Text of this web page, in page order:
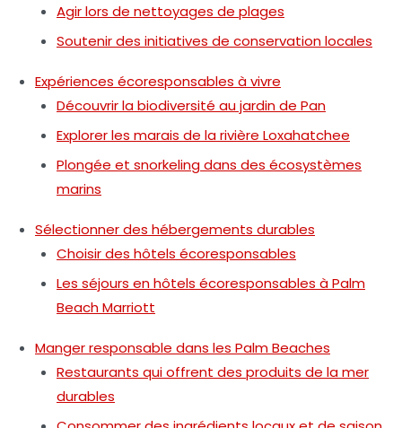
Agir lors de nettoyages de plages
Soutenir des initiatives de conservation locales
Expériences écoresponsables à vivre
Découvrir la biodiversité au jardin de Pan
Explorer les marais de la rivière Loxahatchee
Plongée et snorkeling dans des écosystèmes
marins
Sélectionner des hébergements durables
Choisir des hôtels écoresponsables
Les séjours en hôtels écoresponsables à Palm
Beach Marriott
Manger responsable dans les Palm Beaches
Restaurants qui offrent des produits de la mer
durables